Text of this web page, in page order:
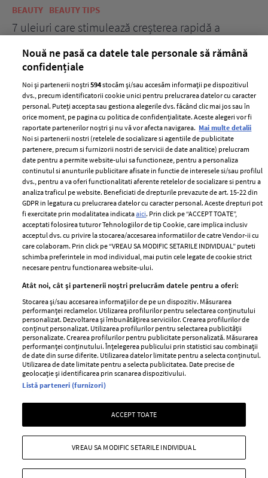
BEAUTY BEAUTY TIPS
7 uleiuri care stimulează creșterea rapidă a
ELLE Style Awards
2024
Despre ELLE
Romania
Contact
Abonamente
Termeni si conditii
Politica de
confidențialitate
Politica de cookies
Publicitate
GSP
Unica
Baby
Retete
femei
Viva
Avantaje
Retete practice
Pariază responsabil! Decizia ONJN nr. 821/25.09.2025.
Jocurile de noroc sunt interzise minorilor.
Copyright © 2026 Ringier Romania SRL
Nouă ne pasă ca datele tale personale să rămână
confidențiale
Noi și partenerii noștri594stocăm și/sau accesăm informații pe dispozitivul
dvs., precum identificatorii cookie unici pentru prelucrarea datelor cu caracter
personal. Puteți accepta sau gestiona alegerile dvs. făcând clic mai jos sau în
orice moment, pe pagina cu politica de confidențialitate. Aceste alegeri vor fi
raportate partenerilor noștri și nu vă vor afecta navigarea. Mai multe detalii
Noi si partenerii nostri (retelele de socializare si agentiile de publicitate
partenere, precum si furnizorii nostri de servicii de date analitice) prelucram
date pentru a permite website-ului sa functioneze, pentru a personaliza
continutul si anunturile publicitare afisate in functie de interesele si/sau profilul
dvs., pentru a va oferi functionalitati aferente retelelor de socializare si pentru a
analiza traficul pe website. Beneficiati de drepturile prevazute de art. 15-22 din
GDPR in legatura cu prelucrarea datelor cu caracter personal. Aceste drepturi pot
fi exercitate prin modalitatea indicataaici. Prin click pe “ACCEPT TOATE”,
acceptati folosirea tuturor Tehnologiilor de tip Cookie, care implica inclusiv
acceptul dvs. cu privire la stocarea/accesarea informatiilor de catre Vendor-ii cu
care colaboram. Prin click pe “VREAU SA MODIFIC SETARILE INDIVIDUAL” puteti
schimba preferintele in mod individual, mai putin cele legate de cookie strict
necesare pentru functionarea website-ului.
Atât noi, cât și partenerii noștri prelucrăm datele pentru a oferi:
Stocarea și/sau accesarea informațiilor de pe un dispozitiv. Măsurarea
performanței reclamelor. Utilizarea profilurilor pentru selectarea conținutului
personalizat. Dezvoltarea și îmbunătățirea serviciilor. Crearea profilurilor de
conținut personalizat. Utilizarea profilurilor pentru selectarea publicității
personalizate. Crearea profilurilor pentru publicitate personalizată. Măsurarea
performanței conținutului. Înțelegerea publicului prin statistici sau combinații
de date din surse diferite. Utilizarea datelor limitate pentru a selecta conținutul.
Utilizarea de date limitate pentru a selecta publicitatea. Date precise de
geolocație și identificarea prin scanarea dispozitivului.
Listă parteneri (furnizori)
ACCEPT TOATE
VREAU SA MODIFIC SETARILE INDIVIDUAL